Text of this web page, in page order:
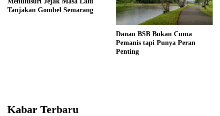
Tanjakan Gombel Semarang
Danau BSB Bukan Cuma
Pemanis tapi Punya Peran
Penting
Kabar Terbaru